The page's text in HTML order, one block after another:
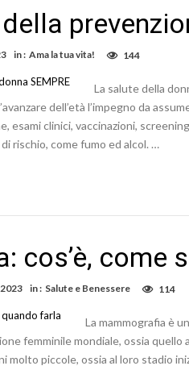
in : Ama la tua vita! 144
La salute della
dell’età l’impegno da
esami clinici, vaccinazioni,
rischio, come fumo ed alcol. …
cos’è, come
in : Salute e Benessere 114
La mammografia è
femminile mondiale, ossia
molto piccole, ossia al loro stadio